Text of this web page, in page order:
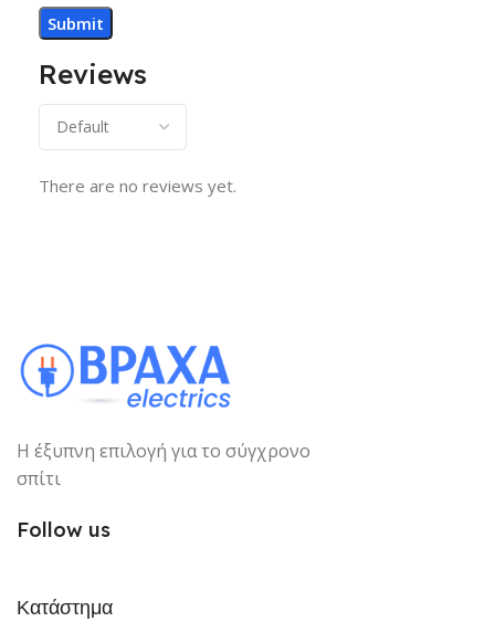
Reviews
There are no reviews yet.
Η έξυπνη επιλογή για το σύγχρονο
σπίτι
Follow us
Κατάστημα